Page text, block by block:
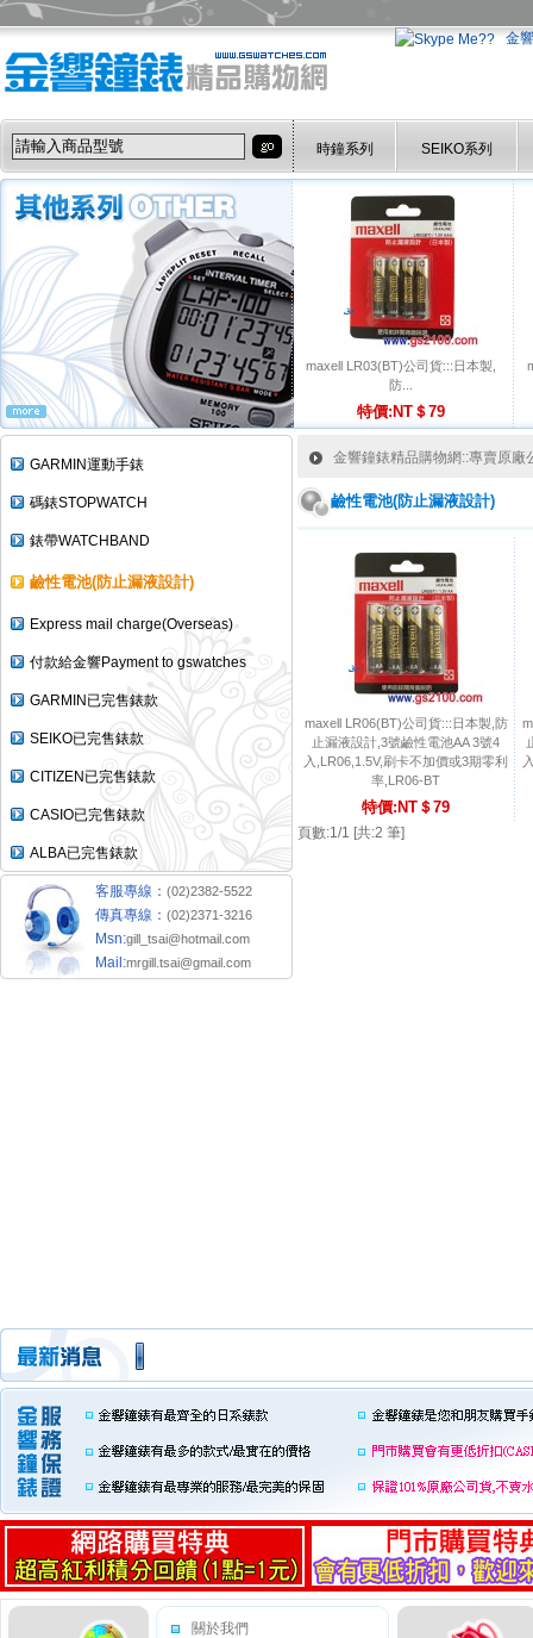
金
時鐘系列 SEIKO系列
maxell LR03(BT)公司貨:::日本製,
防...
特價:NT＄79
GARMIN運動手錶
碼錶STOPWATCH
錶帶WATCHBAND
鹼性電池(防止漏液設計)
Express mail charge(Overseas)
付款給金響Payment to gswatches
GARMIN已完售錶款
SEIKO已完售錶款
CITIZEN已完售錶款
CASIO已完售錶款
ALBA已完售錶款
客服專線： (02)2382-5522
傳真專線： (02)2371-3216
Msn:gill_tsai@hotmail.com
Mail:mrgill.tsai@gmail.com
金響鐘錶精品購物網::專賣原廠
鹼性電池(防止漏液設計)
maxell LR06(BT)公司貨:::日本製,防
止漏液設計,3號鹼性電池AA 3號4
入,LR06,1.5V,刷卡不加價或3期零利
率,LR06-BT
特價:NT＄79
頁數:1/1 [共:2 筆]
關於我們